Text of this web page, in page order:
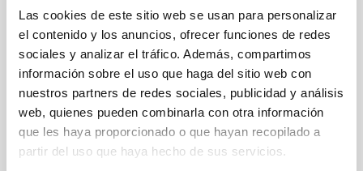
Las cookies de este sitio web se usan para personalizar
el contenido y los anuncios, ofrecer funciones de redes
sociales y analizar el tráfico. Además, compartimos
información sobre el uso que haga del sitio web con
nuestros partners de redes sociales, publicidad y análisis
web, quienes pueden combinarla con otra información
que les haya proporcionado o que hayan recopilado a
partir del uso que haya hecho de sus servicios.